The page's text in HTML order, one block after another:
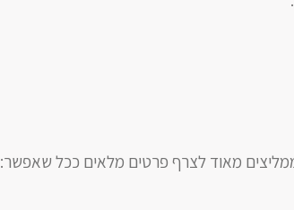
מאוד לצרף פרטים מלאים ככל שאפשר: